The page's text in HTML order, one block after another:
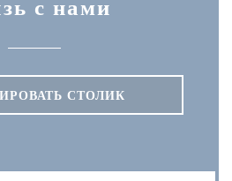
с нами
СТОЛИК